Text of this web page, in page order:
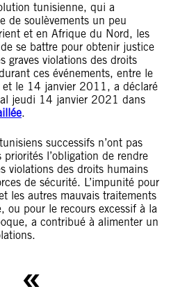
tunisienne, qui a
de soulèvements un peu
et en Afrique du Nord, les
se battre pour obtenir justice
graves violations des droits
ces événements, entre le
le 14 janvier 2011, a déclaré
jeudi 14 janvier 2021 dans
.
successifs n’ont pas
l’obligation de rendre
violations des droits humains
de sécurité. L’impunité pour
les autres mauvais traitements
ou pour le recours excessif à la
a contribué à alimenter un